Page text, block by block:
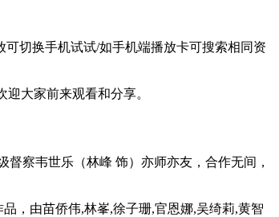
切换手机试试/如手机端播放卡可搜索相同资
大家前来观看和分享。
察韦世乐（林峰 饰）亦师亦友，合作无间，
，由苗侨伟,林峯,徐子珊,官恩娜,吴绮莉,黄智